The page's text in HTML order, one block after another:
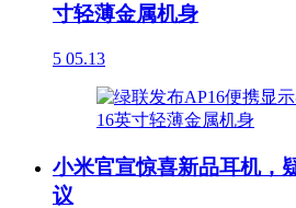
寸轻薄金属机身
5 05.13
小米官宣惊喜新品耳机，
议